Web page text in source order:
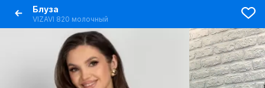
Блуза
VIZAVI 820 молочный